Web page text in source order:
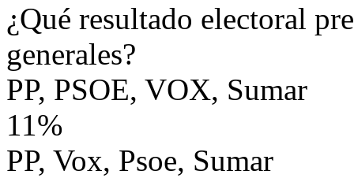
¿Qué resultado electoral
generales?
PP, PSOE, VOX, Sumar
11%
PP, Vox, Psoe, Sumar